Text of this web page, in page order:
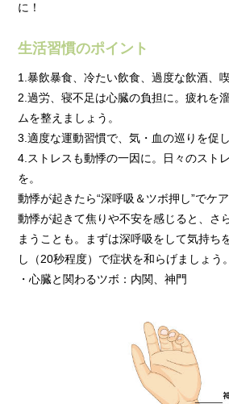
に！
生活習慣のポイント
1.暴飲暴食、冷たい飲食、過度な飲酒、
2.過労、寝不足は心臓の負担に。疲れを
ムを整えましょう。
3.適度な運動習慣で、気・血の巡りを促し
4.ストレスも動悸の一因に。日々のスト
を。
動悸が起きたら“深呼吸＆ツボ押し”でケア
動悸が起きて焦りや不安を感じると、さ
まうことも。まずは深呼吸をして気持ち
し（20秒程度）で症状を和らげましょう。
・心臓と関わるツボ：内関、神門